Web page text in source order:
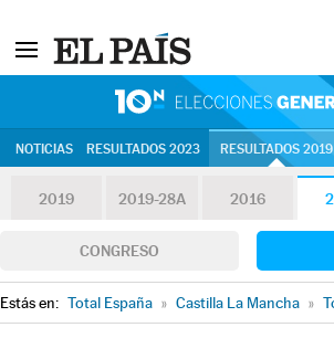
NOTICIAS RESULTADOS 2023 RESULTADOS 2019
2019 2019-28A 2016
CONGRESO
Estás en: Total España » Castilla La Mancha »